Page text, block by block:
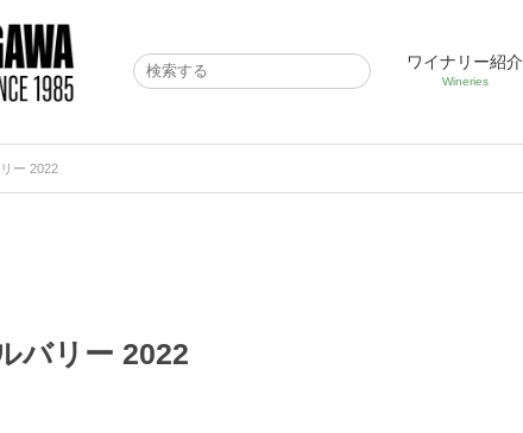
ワイナリー紹介
Wineries
ー 2022
バリー 2022